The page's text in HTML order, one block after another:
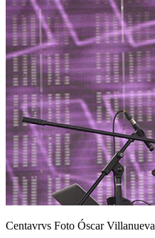
Centavrvs Foto Óscar Villanueva